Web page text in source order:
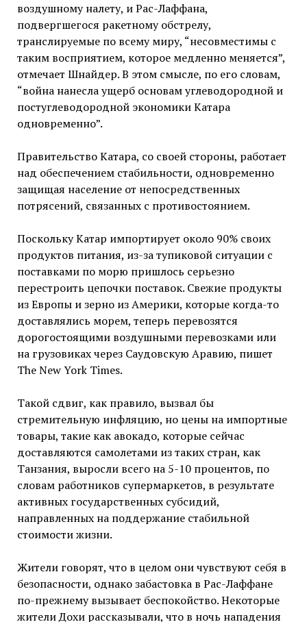
воздушному налету, и Рас-Лаффана,
подвергшегося ракетному обстрелу,
транслируемые по всему миру, “несовместимы с
таким восприятием, которое медленно меняется”,
отмечает Шнайдер. В этом смысле, по его словам,
“война нанесла ущерб основам углеводородной и
постуглеводородной экономики Катара
одновременно”.
Правительство Катара, со своей стороны, работает
над обеспечением стабильности, одновременно
защищая население от непосредственных
потрясений, связанных с противостоянием.
Поскольку Катар импортирует около 90% своих
продуктов питания, из-за тупиковой ситуации с
поставками по морю пришлось серьезно
перестроить цепочки поставок. Свежие продукты
из Европы и зерно из Америки, которые когда-то
доставлялись морем, теперь перевозятся
дорогостоящими воздушными перевозками или
на грузовиках через Саудовскую Аравию, пишет
The New York Times.
Такой сдвиг, как правило, вызвал бы
стремительную инфляцию, но цены на импортные
товары, такие как авокадо, которые сейчас
доставляются самолетами из таких стран, как
Танзания, выросли всего на 5-10 процентов, по
словам работников супермаркетов, в результате
активных государственных субсидий,
направленных на поддержание стабильной
стоимости жизни.
Жители говорят, что в целом они чувствуют себя в
безопасности, однако забастовка в Рас-Лаффане
по-прежнему вызывает беспокойство. Некоторые
жители Дохи рассказывали, что в ночь нападения